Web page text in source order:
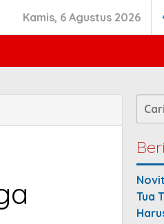
Kamis, 6 Agustus 2026
Cari
Tua